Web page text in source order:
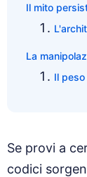
Il mito
La
Il
Se provi a
codici